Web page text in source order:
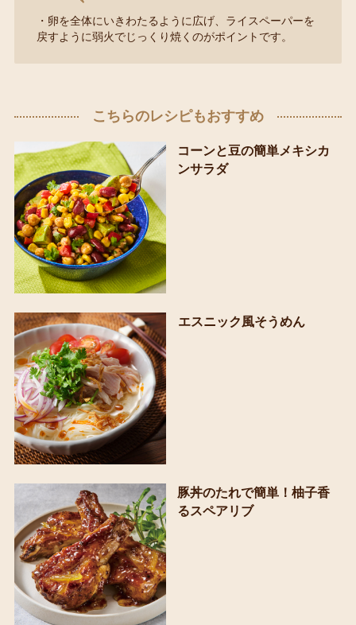
・卵を全体にいきわたるように広げ、ライスペーパーを
戻すように弱火でじっくり焼くのがポイントです。
こちらのレシピもおすすめ
コーンと豆の簡単メキシカ
ンサラダ
エスニック風そうめん
豚丼のたれで簡単！柚子香
るスペアリブ